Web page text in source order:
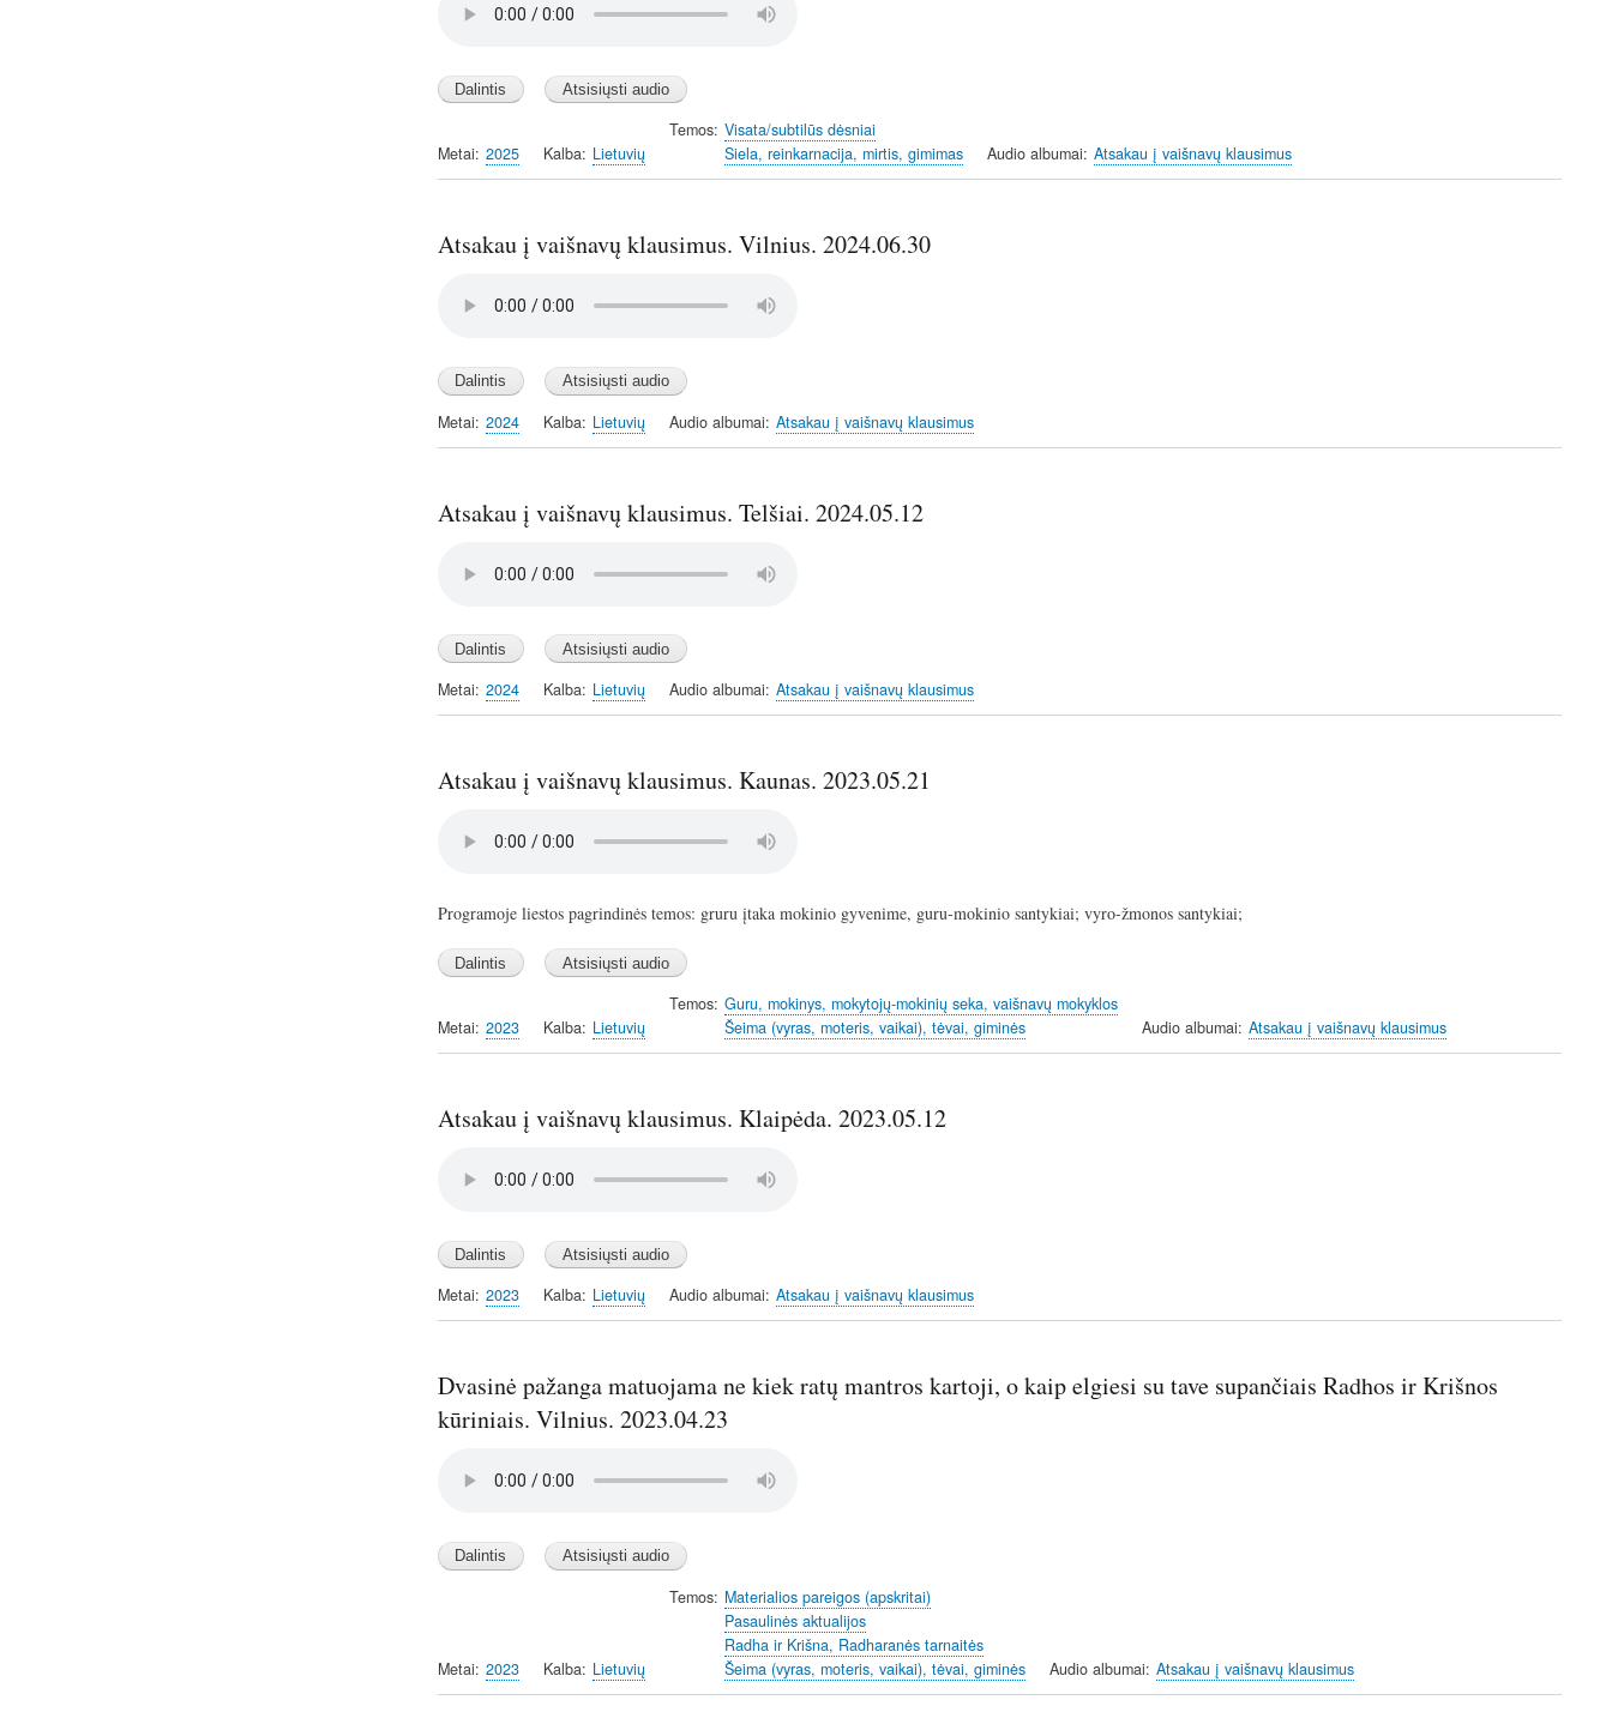
Metai 2025 Kalba Lietuvių
Temos Visata/subtilūs dėsniai
Siela, reinkarnacija, mirtis, gimimas
Audio albumai Atsakau į vaišnavų klausimus
Atsakau į vaišnavų klausimus. Vilnius. 2024.06.30
Metai 2024 Kalba Lietuvių Audio albumai Atsakau į vaišnavų klausimus
Atsakau į vaišnavų klausimus. Telšiai. 2024.05.12
Metai 2024 Kalba Lietuvių Audio albumai Atsakau į vaišnavų klausimus
Atsakau į vaišnavų klausimus. Kaunas. 2023.05.21
Programoje liestos pagrindinės temos: gruru įtaka mokinio gyvenime, guru-mokinio santykiai; vyro-žmonos santykiai;
Metai 2023 Kalba Lietuvių
Temos Guru, mokinys, mokytojų-mokinių seka, vaišnavų mokyklos
Šeima (vyras, moteris, vaikai), tėvai, giminės
Audio albumai Atsakau į vaišnavų klausimus
Atsakau į vaišnavų klausimus. Klaipėda. 2023.05.12
Metai 2023 Kalba Lietuvių Audio albumai Atsakau į vaišnavų klausimus
Dvasinė pažanga matuojama ne kiek ratų mantros kartoji, o kaip elgiesi su tave supančiais Radhos ir Krišnos
kūriniais. Vilnius. 2023.04.23
Metai 2023 Kalba Lietuvių
Temos Materialios pareigos (apskritai)
Pasaulinės aktualijos
Radha ir Krišna, Radharanės tarnaitės
Šeima (vyras, moteris, vaikai), tėvai, giminės
Audio albumai Atsakau į vaišnavų klausimus